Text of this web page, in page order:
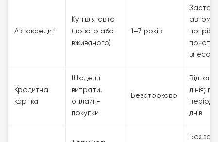
Автокредит
Купівля авто
(нового або
вживаного)
1–7 років
внесок
Кредитна
картка
Щоденні
витрати,
онлайн-
покупки
Безстроково
лінія;
період
днів
Без